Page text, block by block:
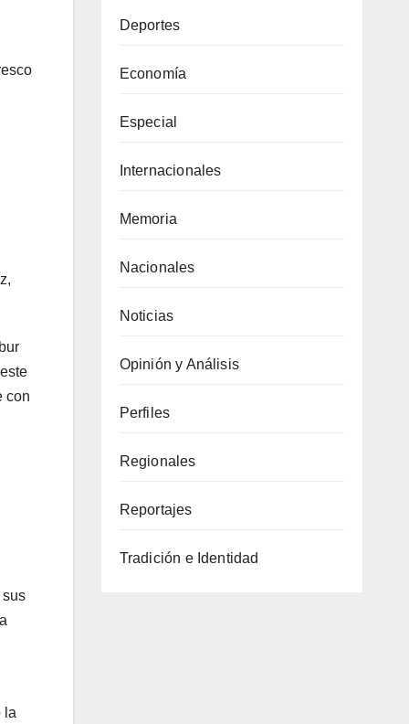
con
sus
la
Deportes
Economía
Especial
Internacionales
Memoria
Nacionales
Noticias
Opinión y Análisis
Perfiles
Regionales
Reportajes
Tradición e Identidad